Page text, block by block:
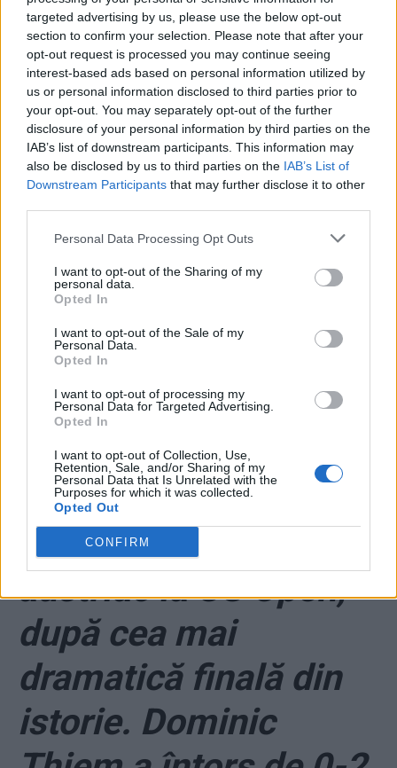
targeted advertising by us, please use the below opt-out
section to confirm your selection. Please note that after your
opt-out request is processed you may continue seeing
interest-based ads based on personal information utilized by
us or personal information disclosed to third parties prior to
your opt-out. You may separately opt-out of the further
disclosure of your personal information by third parties on the
IAB’s list of downstream participants. This information may
also be disclosed by us to third parties on the IAB’s List of
Downstream Participants that may further disclose it to other
Personal Data Processing Opt Outs
I want to opt-out of the Sharing of my
personal data.
Opted In
I want to opt-out of the Sale of my
Personal Data.
Opted In
I want to opt-out of processing my
Personal Data for Targeted Advertising.
Opted In
I want to opt-out of Collection, Use,
Retention, Sale, and/or Sharing of my
Personal Data that Is Unrelated with the
Purposes for which it was collected.
Opted Out
CONFIRM
*Eliminare dureroasă: CFR Cluj a înviat de 4 ori
și a murit de 5 ori! Dan Petrescu a retrăit meciul
cu Suedia, din 1994…
*Francezii
campioanei
Germaniei, mai tari
decât germanii
campioanei Franței:
Bayern – PSG 1-0 în
finala Ligii
Campionilor
* VIDEO. Triumf
austriac la US Open,
după cea mai
dramatică finală din
istorie. Dominic